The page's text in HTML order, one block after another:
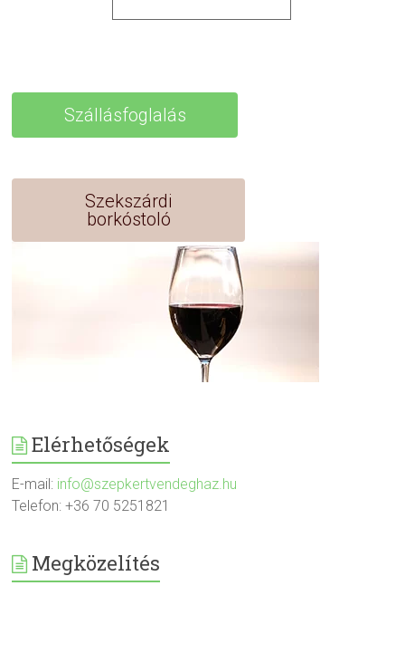
Szállásfoglalás
Szekszárdi
borkóstoló
Elérhetőségek
E-mail: info@szepkertvendeghaz.hu
Telefon: +36 70 5251821
Megközelítés